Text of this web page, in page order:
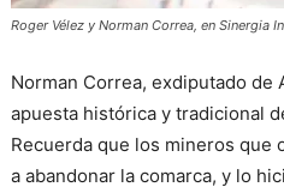
Roger Vélez y Norman Correa, en Sinergia
Norman Correa, exdiputado
apuesta histórica y tradicional
Recuerda que los mineros que
a abandonar la comarca, y lo